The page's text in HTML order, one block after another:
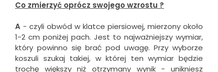
Co zmierzyć oprócz swojego wzrostu ?
A - czyli obwód w klatce piersiowej, mierzony około
1-2 cm poniżej pach. Jest to najważniejszy wymiar,
który powinno się brać pod uwagę. Przy wyborze
koszuli szukaj takiej, w której ten wymiar będzie
trochę większy niż otrzymany wynik - unikniesz